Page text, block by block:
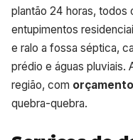
plantão 24 horas, todos
entupimentos
e ralo a fossa séptica,
prédio e águas pluviais.
região, com
quebra-quebra.